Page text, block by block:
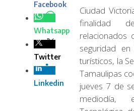
Tamaulipas – Con la
relacionados con la
playas y centros turísticos, la
Tamaulipas coordinará una
septiembre a las 12 del
Tecnológica del Mar de